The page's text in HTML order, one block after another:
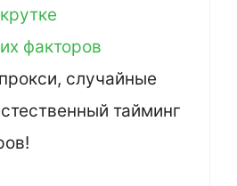
факторов
случайные
тайминг